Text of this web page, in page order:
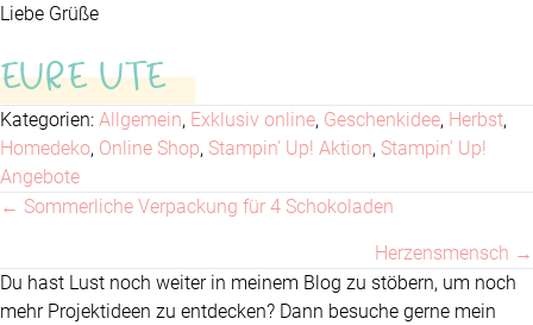
Liebe Grüße
EURE UTE
Kategorien: Allgemein, Exklusiv online, Geschenkidee, Herbst,
Homedeko, Online Shop, Stampin' Up! Aktion, Stampin' Up!
Angebote
Posts
navigation
← Sommerliche Verpackung für 4 Schokoladen
Herzensmensch →
Du hast Lust noch weiter in meinem Blog zu stöbern, um noch
mehr Projektideen zu entdecken? Dann besuche gerne mein